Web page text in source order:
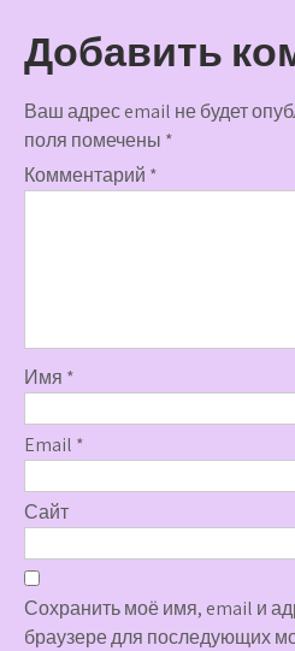
Добавить
Ваш адрес email не будет
поля помечены *
Комментарий *
Имя *
Email *
Сайт
Сохранить моё имя, email и
браузере для последующих